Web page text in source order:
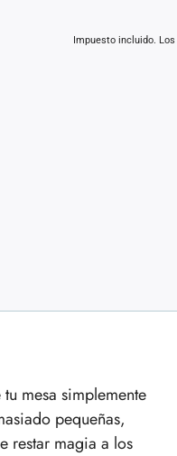
Impuesto incluido. Los
mesa simplemente
pequeñas,
restar magia a los